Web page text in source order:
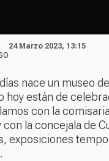
24 Marzo 2023, 13:15
nace un museo
hoy están de
con la
con la concejala de
exposiciones